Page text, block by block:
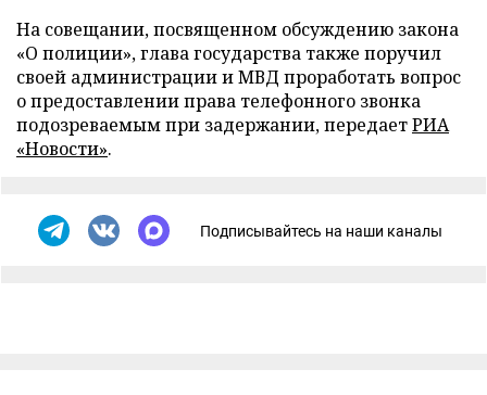
На совещании, посвященном обсуждению закона
«О полиции», глава государства также поручил
своей администрации и МВД проработать вопрос
о предоставлении права телефонного звонка
подозреваемым при задержании, передаетРИА
«Новости».
Подписывайтесь на наши каналы